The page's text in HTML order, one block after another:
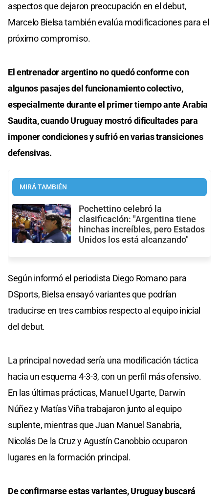
aspectos que dejaron preocupación en el debut,
Marcelo Bielsa también evalúa modificaciones para el
próximo compromiso.
El entrenador argentino no quedó conforme con
algunos pasajes del funcionamiento colectivo,
especialmente durante el primer tiempo ante Arabia
Saudita, cuando Uruguay mostró dificultades para
imponer condiciones y sufrió en varias transiciones
defensivas.
MIRÁ TAMBIÉN
Pochettino celebró la
clasificación: "Argentina tiene
hinchas increíbles, pero Estados
Unidos los está alcanzando"
Según informó el periodista Diego Romano para
DSports, Bielsa ensayó variantes que podrían
traducirse en tres cambios respecto al equipo inicial
del debut.
La principal novedad sería una modificación táctica
hacia un esquema 4-3-3, con un perfil más ofensivo.
En las últimas prácticas, Manuel Ugarte, Darwin
Núñez y Matías Viña trabajaron junto al equipo
suplente, mientras que Juan Manuel Sanabria,
Nicolás De la Cruz y Agustín Canobbio ocuparon
lugares en la formación principal.
De confirmarse estas variantes, Uruguay buscará